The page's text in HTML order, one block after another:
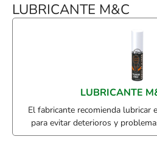
LUBRICANTE M&C
LUBRICANTE
El fabricante recomienda lubricar
para evitar deterioros y